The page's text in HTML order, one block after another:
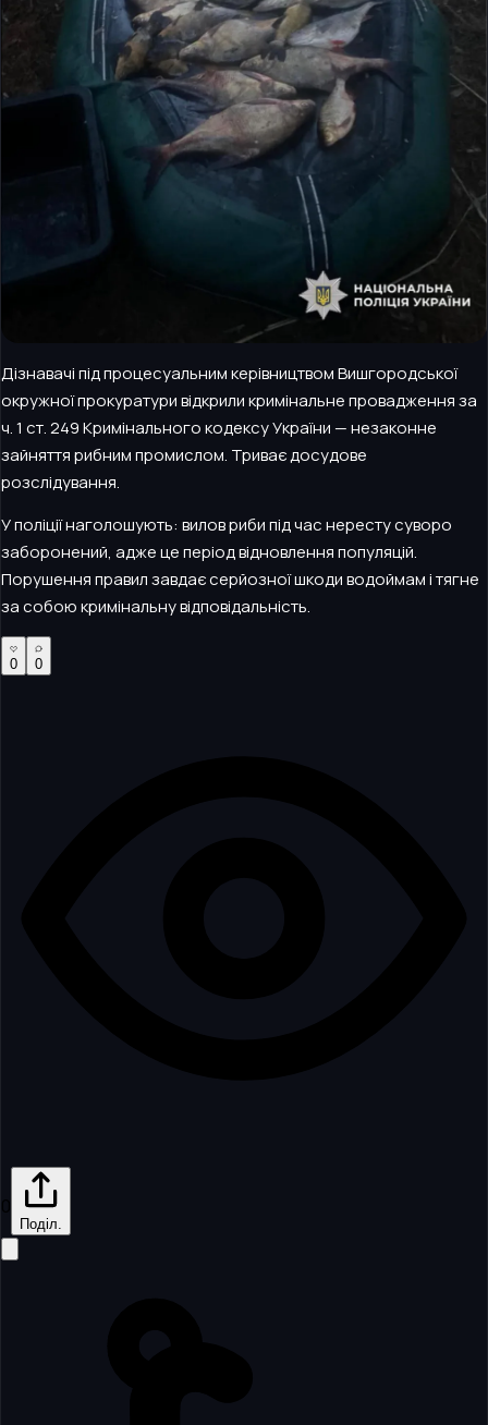
Дізнавачі під процесуальним керівництвом Вишгородської
окружної прокуратури відкрили кримінальне провадження за
ч. 1 ст. 249 Кримінального кодексу України — незаконне
зайняття рибним промислом. Триває досудове
розслідування.
У поліції наголошують: вилов риби під час нересту суворо
заборонений, адже це період відновлення популяцій.
Порушення правил завдає серйозної шкоди водоймам і тягне
за собою кримінальну відповідальність.
0 0
Поділ.